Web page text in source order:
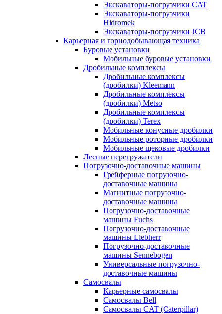
Экскаваторы-погрузчики CAT
Экскаваторы-погрузчики
Hidromek
Экскаваторы-погрузчики JCB
Карьерная и горнодобывающая техника
Буровые установки
Мобильные буровые установки
Дробильные комплексы
Дробильные комплексы
(дробилки) Kleemann
Дробильные комплексы
(дробилки) Metso
Дробильные комплексы
(дробилки) Terex
Мобильные конусные дробилки
Мобильные роторные дробилки
Мобильные щековые дробилки
Лесные перегружатели
Погрузочно-доставочные машины
Грейферные погрузочно-
доставочные машины
Магнитные погрузочно-
доставочные машины
Погрузочно-доставочные
машины Fuchs
Погрузочно-доставочные
машины Liebherr
Погрузочно-доставочные
машины Sennebogen
Универсальные погрузочно-
доставочные машины
Самосвалы
Карьерные самосвалы
Самосвалы Bell
Самосвалы CAT (Caterpillar)